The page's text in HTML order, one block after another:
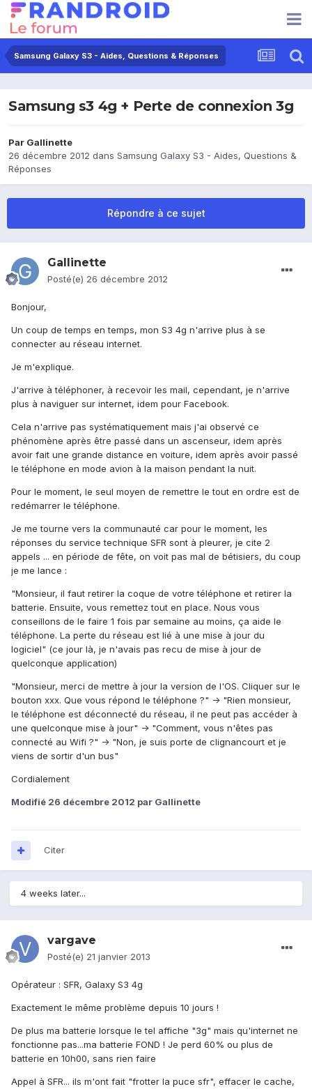
Samsung Galaxy S3 - Aides, Questions & Réponses
Samsung s3 4g + Perte de connexion 3g
Par Gallinette
26 décembre 2012 dans Samsung Galaxy S3 - Aides, Questions &
Réponses
Répondre à ce sujet
Gallinette
Posté(e) 26 décembre 2012
Bonjour,
Un coup de temps en temps, mon S3 4g n'arrive plus à se
connecter au réseau internet.
Je m'explique.
J'arrive à téléphoner, à recevoir les mail, cependant, je n'arrive
plus à naviguer sur internet, idem pour Facebook.
Cela n'arrive pas systématiquement mais j'ai observé ce
phénomène après être passé dans un ascenseur, idem après
avoir fait une grande distance en voiture, idem après avoir passé
le téléphone en mode avion à la maison pendant la nuit.
Pour le moment, le seul moyen de remettre le tout en ordre est de
redémarrer le téléphone.
Je me tourne vers la communauté car pour le moment, les
réponses du service technique SFR sont à pleurer, je cite 2
appels ... en période de fête, on voit pas mal de bétisiers, du coup
je me lance :
"Monsieur, il faut retirer la coque de votre téléphone et retirer la
batterie. Ensuite, vous remettez tout en place. Nous vous
conseillons de le faire 1 fois par semaine au moins, ça aide le
téléphone. La perte du réseau est lié à une mise à jour du
logiciel" (ce jour là, je n'avais pas recu de mise à jour de
quelconque application)
"Monsieur, merci de mettre à jour la version de l'OS. Cliquer sur le
bouton xxx. Que vous répond le téléphone ?" -> "Rien monsieur,
le téléphone est déconnecté du réseau, il ne peut pas accéder à
une quelconque mise à jour" -> "Comment, vous n'êtes pas
connecté au Wifi ?" -> "Non, je suis porte de clignancourt et je
viens de sortir d'un bus"
Cordialement
Modifié 26 décembre 2012 par Gallinette
Citer
4 weeks later...
vargave
Posté(e) 21 janvier 2013
Opérateur : SFR, Galaxy S3 4g
Exactement le même problème depuis 10 jours !
De plus ma batterie lorsque le tel affiche "3g" mais qu'internet ne
fonctionne pas...ma batterie FOND ! Je perd 60% ou plus de
batterie en 10h00, sans rien faire
Appel à SFR... ils m'ont fait "frotter la puce sfr", effacer le cache,